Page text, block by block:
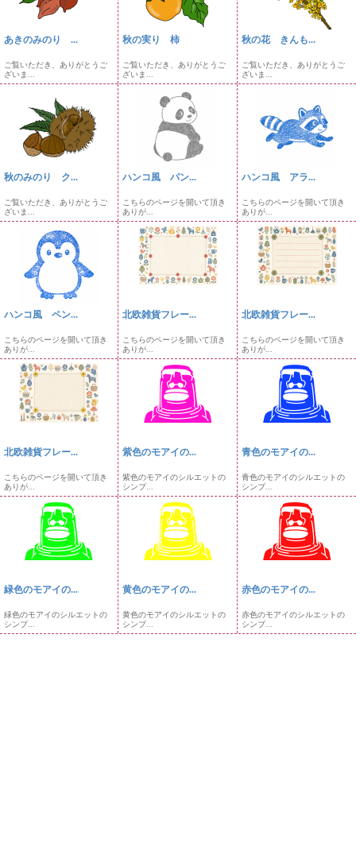
あきのみのり ...
ご覧いただき、ありがとうご
ざいま...
秋の実り 柿
ご覧いただき、ありがとうご
ざいま...
秋の花 きんも...
ご覧いただき、ありがとうご
ざいま...
秋のみのり ク...
ご覧いただき、ありがとうご
ざいま...
ハンコ風 パン...
こちらのページを開いて頂き
ありが...
ハンコ風 アラ...
こちらのページを開いて頂き
ありが...
ハンコ風 ペン...
こちらのページを開いて頂き
ありが...
北欧雑貨フレー...
こちらのページを開いて頂き
ありが...
北欧雑貨フレー...
こちらのページを開いて頂き
ありが...
北欧雑貨フレー...
こちらのページを開いて頂き
ありが...
紫色のモアイの...
紫色のモアイのシルエットの
シンプ...
青色のモアイの...
青色のモアイのシルエットの
シンプ...
緑色のモアイの...
緑色のモアイのシルエットの
シンプ...
黄色のモアイの...
黄色のモアイのシルエットの
シンプ...
赤色のモアイの...
赤色のモアイのシルエットの
シンプ...